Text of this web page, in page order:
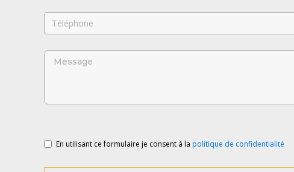
En utilisant ce formulaire je consent à la politique de confidentialité